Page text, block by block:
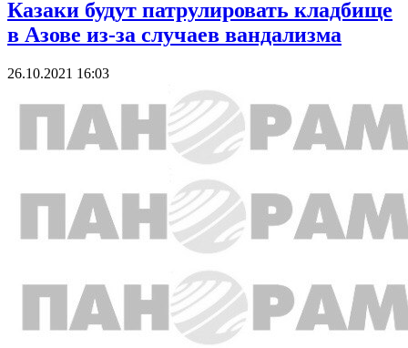
Казаки будут патрулировать кладбище
в Азове из-за случаев вандализма
26.10.2021 16:03